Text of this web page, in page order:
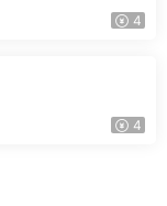
4
4